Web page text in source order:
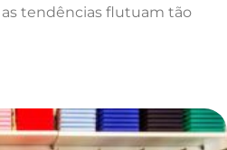
tendências flutuam tão